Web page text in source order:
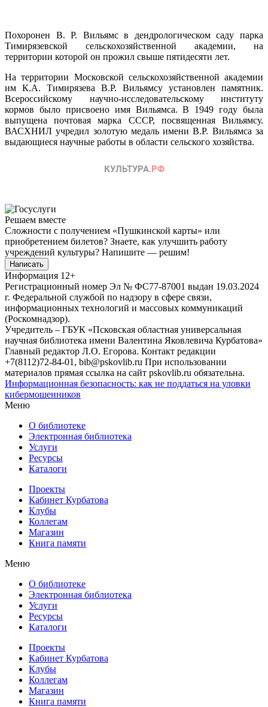
Похоронен В. Р. Вильямс в дендрологическом саду парка
Тимирязевской сельскохозяйственной академии, на
территории которой он прожил свыше пятидесяти лет.
На территории Московской сельскохозяйственной академии
им К.А. Тимирязева В.Р. Вильямсу установлен памятник.
Всероссийскому научно-исследовательскому институту
кормов было присвоено имя Вильямса. В 1949 году была
выпущена почтовая марка СССР, посвященная Вильямсу.
ВАСХНИЛ учредил золотую медаль имени В.Р. Вильямса за
выдающиеся научные работы в области сельского хозяйства.
Решаем вместе
Сложности с получением «Пушкинской карты» или
приобретением билетов? Знаете, как улучшить работу
учреждений культуры? Напишите — решим!
Написать
Информация 12+
Регистрационный номер Эл № ФС77-87001 выдан 19.03.2024
г. Федеральной службой по надзору в сфере связи,
информационных технологий и массовых коммуникаций
(Роскомнадзор).
Учредитель – ГБУК «Псковская областная универсальная
научная библиотека имени Валентина Яковлевича Курбатова»
Главный редактор Л.О. Егорова. Контакт редакции
+7(8112)72-84-01, bib@pskovlib.ru При использовании
материалов прямая ссылка на сайт pskovlib.ru обязательна.
Информационная безопасность: как не поддаться на уловки
кибермошенников
Меню
О библиотеке
Электронная библиотека
Услуги
Ресурсы
Каталоги
Проекты
Кабинет Курбатова
Клубы
Коллегам
Магазин
Книга памяти
Меню
О библиотеке
Электронная библиотека
Услуги
Ресурсы
Каталоги
Проекты
Кабинет Курбатова
Клубы
Коллегам
Магазин
Книга памяти